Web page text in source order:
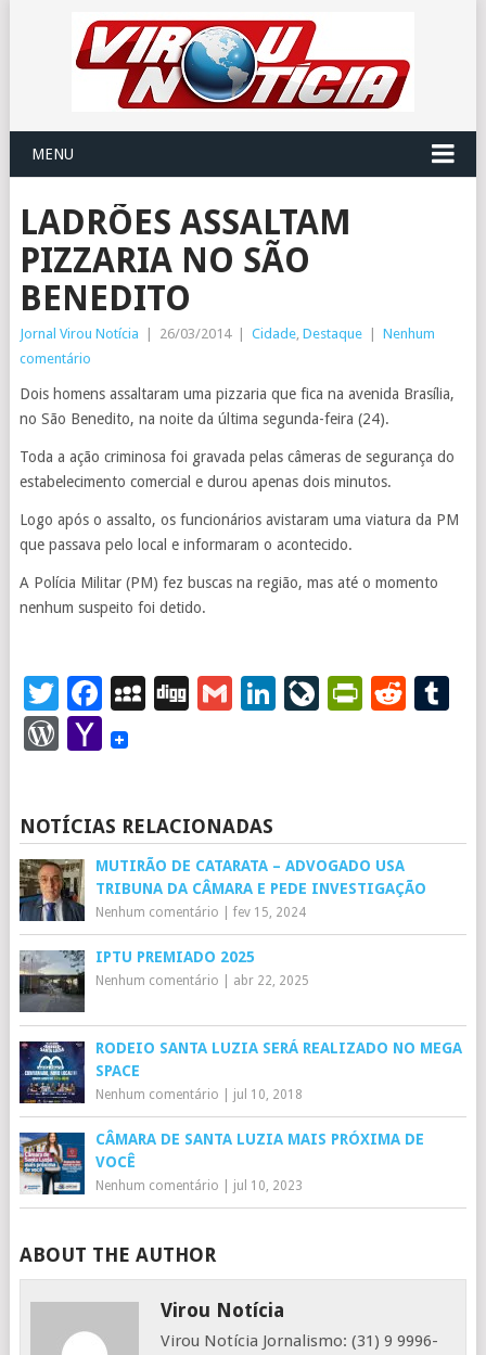
MENU
LADRÕES ASSALTAM
PIZZARIA NO SÃO
BENEDITO
Jornal Virou Notícia 26/03/2014 Cidade, Destaque
Nenhum
comentário
Dois homens assaltaram uma pizzaria que fica na avenida Brasília,
no São Benedito, na noite da última segunda-feira (24).
Toda a ação criminosa foi gravada pelas câmeras de segurança do
estabelecimento comercial e durou apenas dois minutos.
Logo após o assalto, os funcionários avistaram uma viatura da PM
que passava pelo local e informaram o acontecido.
A Polícia Militar (PM) fez buscas na região, mas até o momento
nenhum suspeito foi detido.
Twitter
Facebook
MySpace
DiggGmailLinkedIn
WordPress
Yahoo
NOTÍCIAS RELACIONADAS
MUTIRÃO DE CATARATA – ADVOGADO USA
TRIBUNA DA CÂMARA E PEDE INVESTIGAÇÃO
Nenhum comentário fev 15, 2024
IPTU PREMIADO 2025
Nenhum comentário abr 22, 2025
RODEIO SANTA LUZIA SERÁ REALIZADO NO MEGA
SPACE
Nenhum comentário jul 10, 2018
CÂMARA DE SANTA LUZIA MAIS PRÓXIMA DE
VOCÊ
Nenhum comentário jul 10, 2023
ABOUT THE AUTHOR
Virou Notícia
Virou Notícia Jornalismo: (31) 9 9996-